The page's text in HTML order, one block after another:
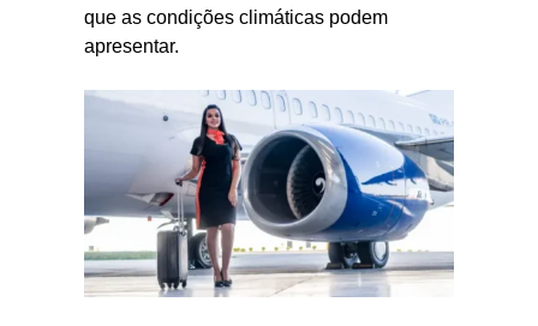
que as condições climáticas podem
apresentar.